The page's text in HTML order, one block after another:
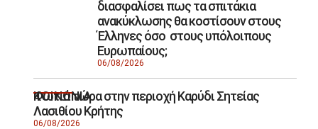
διασφαλίσει πως τα σπιτάκια
ανακύκλωσης θα κοστίσουν στους
Έλληνες όσο στους υπόλοιπους
Ευρωπαίους;
06/08/2026
ΚΟΙΝΩΝΙΑ
Φωτιά τώρα στην περιοχή Καρύδι Σητείας
Λασιθίου Κρήτης
06/08/2026